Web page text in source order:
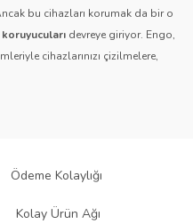
bu cihazları korumak da bir o
devreye giriyor. Engo,
cihazlarınızı çizilmelere,
dayanan tecrübesi ve teknolojiye
Kullanıcı dostu tasarımı
Ödeme Kolaylığı
Kolay Ürün Ağı